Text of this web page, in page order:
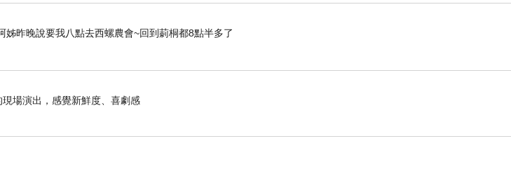
昨晚說要我八點去西螺農會~回到莿桐都8點半多了
場演出，感覺新鮮度、喜劇感